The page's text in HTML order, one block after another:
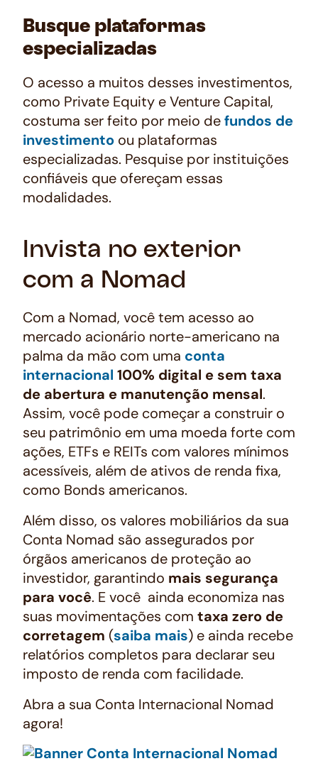
Busque plataformas
especializadas
O acesso a muitos desses investimentos,
como Private Equity eVenture Capital,
costuma ser feito por meio defundos de
investimento ou plataformas
especializadas. Pesquise por instituições
confiáveis que ofereçam essas
modalidades.
Invista no exterior
com a Nomad
Com a Nomad, você tem acesso ao
mercado acionário norte-americano na
palma da mão com uma conta
internacional 100% digital e sem taxa
de abertura e manutenção mensal.
Assim, você pode começar a construir o
seu patrimônio em uma moeda forte com
ações, ETFs e REITs com valores mínimos
acessíveis, além de ativos de renda fixa,
como Bonds americanos.
Além disso, os valores mobiliários da sua
Conta Nomad são assegurados por
órgãos americanos de proteção ao
investidor, garantindo mais segurança
para você. E você ainda economiza nas
suas movimentações com taxa zero de
corretagem (saiba mais) e ainda recebe
relatórios completos para declarar seu
imposto de renda com facilidade.
Abra a sua Conta Internacional Nomad
agora!